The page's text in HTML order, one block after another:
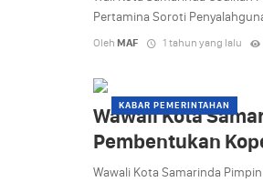
Pertamina Soroti
Oleh MAF 1 tahun yang lalu
KABAR PEMERINTAHAN
Wawali Kota
Pembentukan
Wawali Kota Samarinda